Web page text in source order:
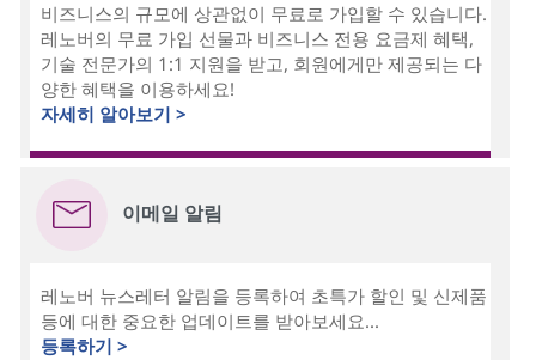
비즈니스의 규모에 상관없이 무료로 가입할 수 있습니다.
레노버의 무료 가입 선물과 비즈니스 전용 요금제 혜택,
기술 전문가의 1:1 지원을 받고, 회원에게만 제공되는 다
양한 혜택을 이용하세요!
자세히 알아보기 >
이메일 알림
레노버 뉴스레터 알림을 등록하여 초특가 할인 및 신제품
등에 대한 중요한 업데이트를 받아보세요...
등록하기 >